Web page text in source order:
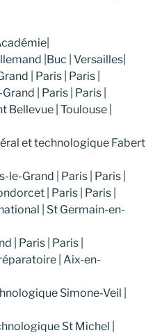
|Buc | Versailles|
| Paris | Paris |
| Paris | Paris |
| Toulouse |
et technologique Fabert
Grand | Paris | Paris |
| Paris | Paris |
| St Germain-en-
| Paris | Paris |
| Aix-en-
Simone-Veil |
St Michel |